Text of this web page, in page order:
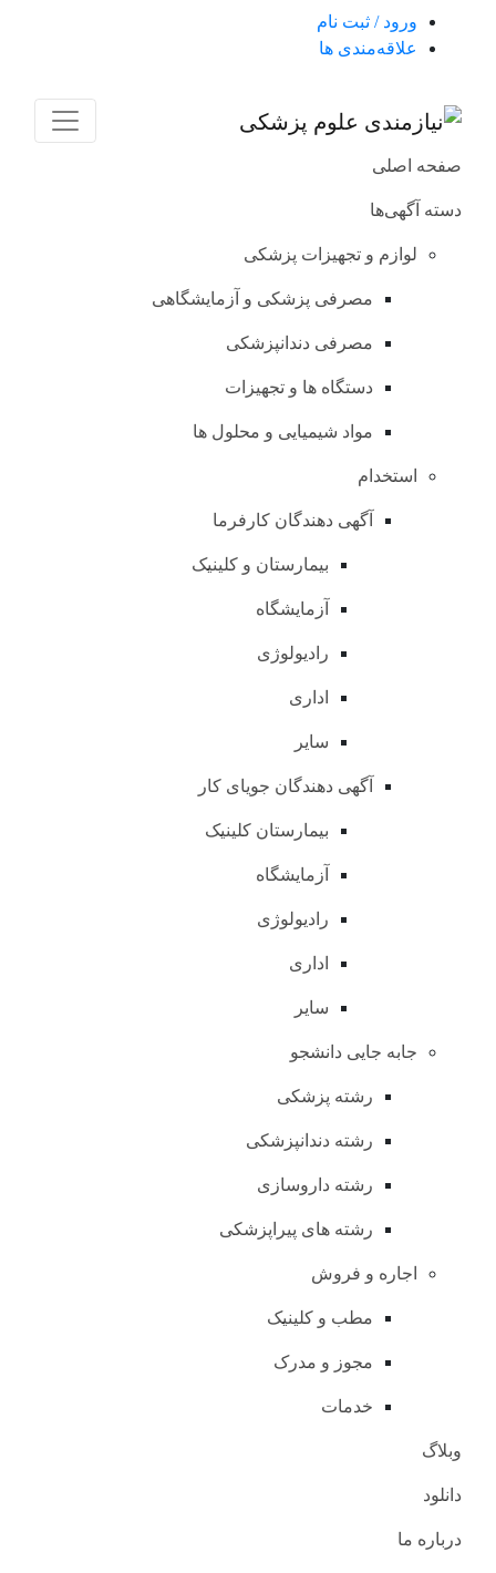
ورود / ثبت نام
علاقه‌مندی ها
صفحه اصلی
دسته آگهی‌ها
لوازم و تجهیزات پزشکی
مصرفی پزشکی و آزمایشگاهی
مصرفی دندانپزشکی
دستگاه ها و تجهیزات
مواد شیمیایی و محلول ها
استخدام
آگهی دهندگان کارفرما
بیمارستان و کلینیک
آزمایشگاه
رادیولوژی
اداری
سایر
آگهی دهندگان جویای کار
بیمارستان کلینیک
آزمایشگاه
رادیولوژی
اداری
سایر
جابه جایی دانشجو
رشته پزشکی
رشته دندانپزشکی
رشته داروسازی
رشته های پیراپزشکی
اجاره و فروش
مطب و کلینیک
مجوز و مدرک
خدمات
وبلاگ
دانلود
درباره ما